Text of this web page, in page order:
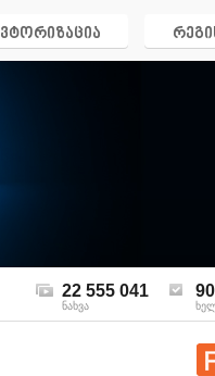
22 555 041
ნახვა